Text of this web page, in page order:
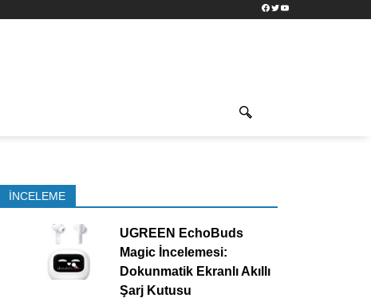
Facebook
TwitterYouTube
İNCELEME
UGREEN EchoBuds
Magic İncelemesi:
Dokunmatik Ekranlı Akıllı
Şarj Kutusu